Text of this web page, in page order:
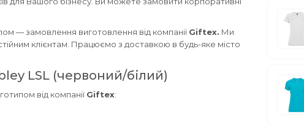
— замовлення виготовлення від компанії Giftex. Ми
клієнтам. Працюємо з доставкою в будь-яке місто
LSL (червоний/білий)
від компанії Giftex: